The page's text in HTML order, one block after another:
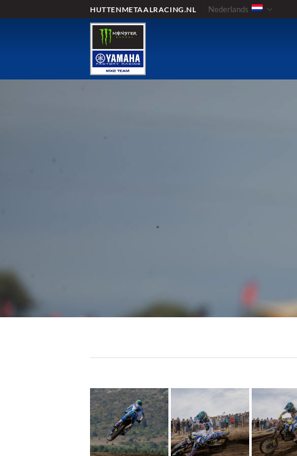
naar
HUTTENMETAALRACING.NL Nederlands